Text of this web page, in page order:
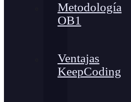
Metodología
OB1
Ventajas
KeepCoding